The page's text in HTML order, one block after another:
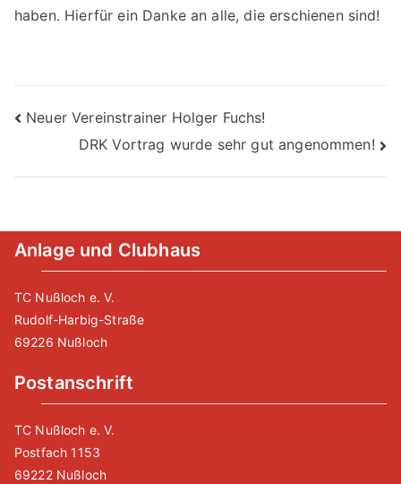
haben. Hierfür ein Danke an alle, die erschienen sind!
Beitragsnavigation
Neuer Vereinstrainer Holger Fuchs!
DRK Vortrag wurde sehr gut angenommen!
Anlage und Clubhaus
TC Nußloch e. V.
Rudolf-Harbig-Straße
69226 Nußloch
Postanschrift
TC Nußloch e. V.
Postfach 1153
69222 Nußloch